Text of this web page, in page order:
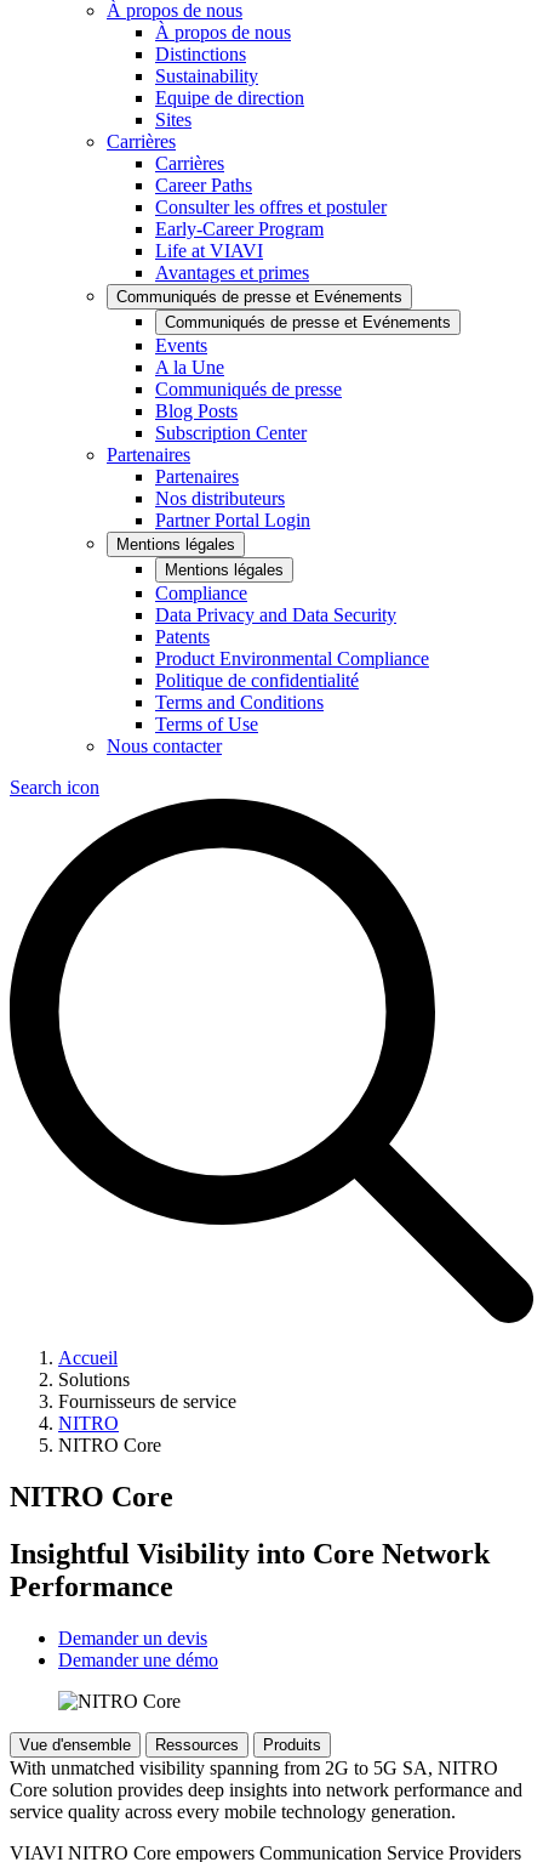
À propos de nous
À propos de nous
Distinctions
Sustainability
Equipe de direction
Sites
Carrières
Carrières
Career Paths
Consulter les offres et postuler
Early-Career Program
Life at VIAVI
Avantages et primes
Communiqués de presse et Evénements
Communiqués de presse et Evénements
Events
A la Une
Communiqués de presse
Blog Posts
Subscription Center
Partenaires
Partenaires
Nos distributeurs
Partner Portal Login
Mentions légales
Mentions légales
Compliance
Data Privacy and Data Security
Patents
Product Environmental Compliance
Politique de confidentialité
Terms and Conditions
Terms of Use
Nous contacter
Search icon
Accueil
Solutions
Fournisseurs de service
NITRO
NITRO Core
NITRO Core
Insightful Visibility into Core Network
Performance
Demander un devis
Demander une démo
Vue d'ensemble Ressources Produits
With unmatched visibility spanning from 2G to 5G SA, NITRO
Core solution provides deep insights into network performance and
service quality across every mobile technology generation.
VIAVI NITRO Core empowers Communication Service Providers